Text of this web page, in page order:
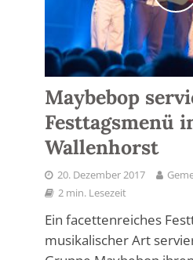
Maybebop
Festtagsmenü
Wallenhorst
20. Dezember 2017
2 min. Lesezeit
Ein facettenreiches
musikalischer Art